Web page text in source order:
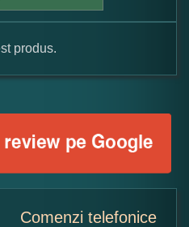
produs.
Comenzi telefonice